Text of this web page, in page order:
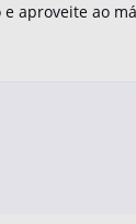
aproveite ao